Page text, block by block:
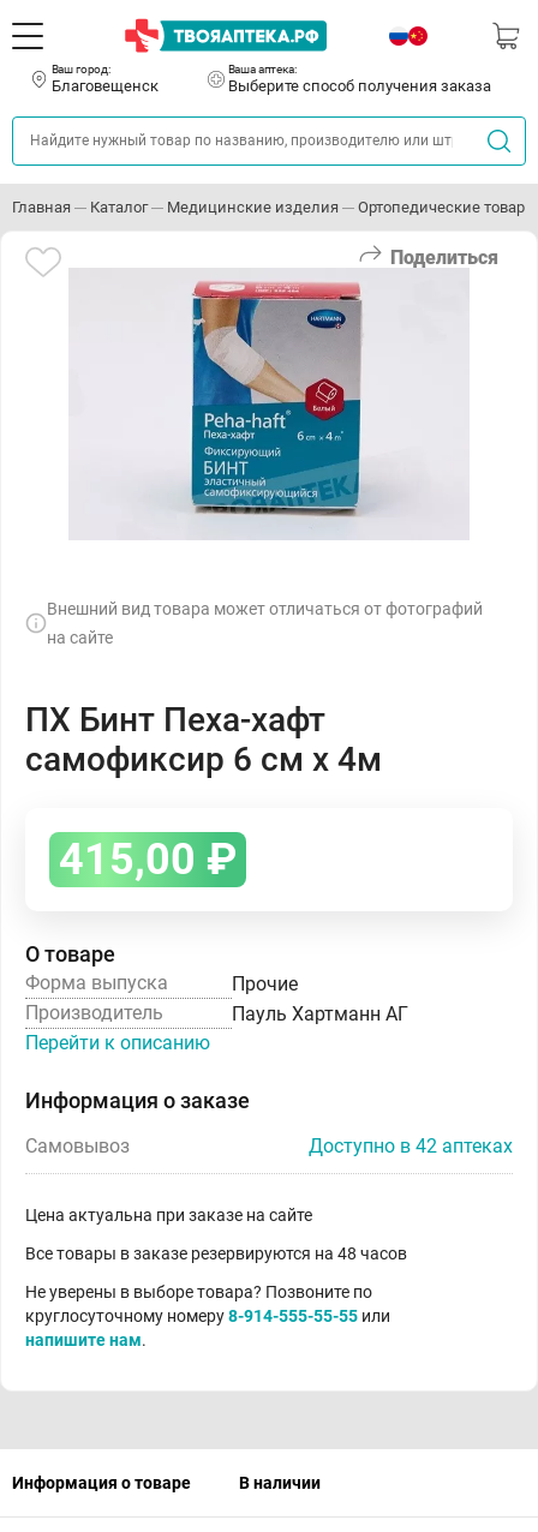
Ваш город:
Благовещенск
Ваша аптека:
Выберите способ получения заказа
Главная Каталог Медицинские изделия Ортопедические товары
Поделиться
Внешний вид товара может отличаться от фотографий
на сайте
ПХ Бинт Пеха-хафт
самофиксир 6 см х 4м
415,00 ₽
О товаре
Форма выпуска
Прочие
Производитель
Пауль Хартманн АГ
Перейти к описанию
Информация о заказе
Самовывоз Доступно в 42 аптеках
Цена актуальна при заказе на сайте
Все товары в заказе резервируются на 48 часов
Не уверены в выборе товара? Позвоните по
круглосуточному номеру8-914-555-55-55 или
напишите нам.
Информация о товаре В наличии